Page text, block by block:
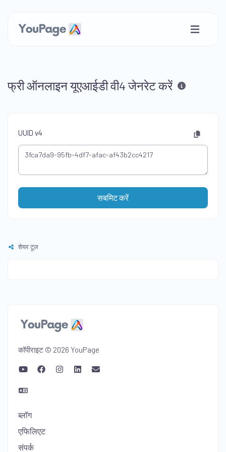
फ्री ऑनलाइन यूएआईडी वी4 जेनरेट करें
UUID v4
सबमिट करें
शेयर टूल
कॉपीराइट © 2026 YouPage
ब्लॉग
एफिलिएट
संपर्क